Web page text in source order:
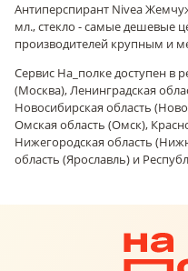
Антиперспирант Nivea
мл., стекло - самые дешевые
производителей крупным и
Сервис На_полке доступен в
(Москва), Ленинградская
Новосибирская область
Омская область (Омск),
Нижегородская область
область (Ярославль) и